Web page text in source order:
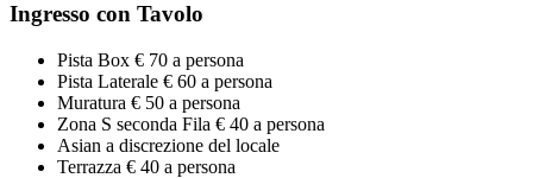
Ingresso con Tavolo
Pista Box € 70 a persona
Pista Laterale € 60 a persona
Muratura € 50 a persona
Zona S seconda Fila € 40 a persona
Asian a discrezione del locale
Terrazza € 40 a persona